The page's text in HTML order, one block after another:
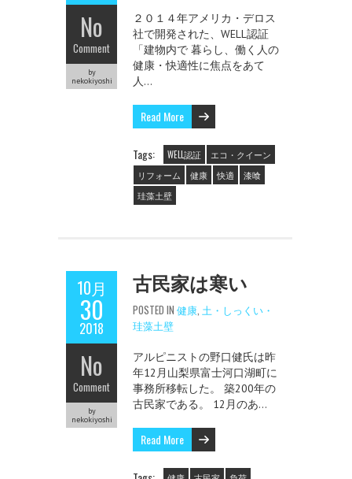
No
Comment
by
nekokiyoshi
２０１４年アメリカ・デロス
社で開発された、WELL認証
「建物内で 暮らし、働く人の
健康・快適性に焦点をあて
人…
Read More
Tags: WELL認証
エコ・クイーン
リフォーム
健康 快適
漆喰
珪藻土壁
10月
30
2018
No
Comment
by
nekokiyoshi
古民家は寒い
POSTED IN 健康 土・しっくい・
珪藻土壁
アルピニストの野口健氏は昨
年12月山梨県富士河口湖町に
事務所移転した。 築200年の
古民家である。 12月のあ…
Read More